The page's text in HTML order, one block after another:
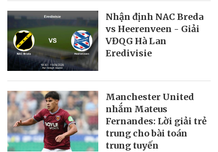
Nhận định NAC Breda
vs Heerenveen - Giải
VĐQG Hà Lan
Eredivisie
Manchester United
nhắm Mateus
Fernandes: Lời giải trẻ
trung cho bài toán
trung tuyến